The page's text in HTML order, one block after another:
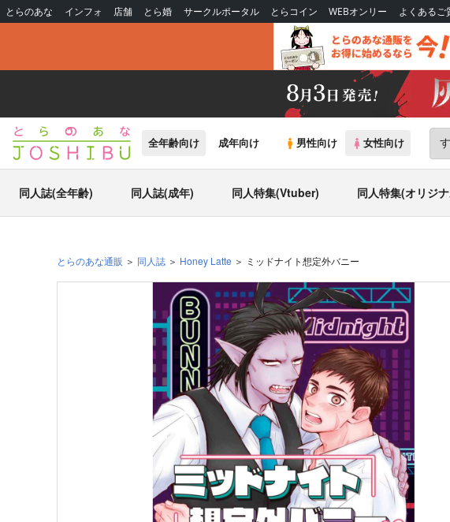
とらのあな インフォ 店舗 とら婚 サークルポータル とらコイン WEBオンリー よくあるご
全年齢向け 成年向け 男性向け 女性向け
同人誌(全年齢) 同人誌(成年) 同人特集(Vtuber) 同人特集(オリジ
とらのあな通販 同人誌 Honey Latte ミッドナイト想定外バニー